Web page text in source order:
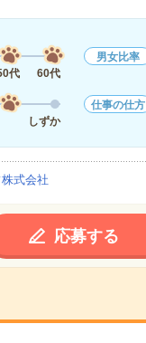
代 60代
男女比率
しずか
仕事の仕方
式会社
応募する